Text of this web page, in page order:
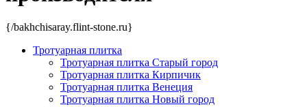
{/bakhchisaray.flint-stone.ru}
Тротуарная плитка
Тротуарная плитка Старый город
Тротуарная плитка Кирпичик
Тротуарная плитка Венеция
Тротуарная плитка Новый город